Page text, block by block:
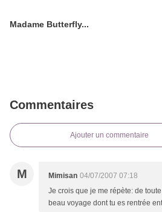
Madame Butterfly...
Commentaires
Ajouter un commentaire
M Mimisan 04/07/2007 07:18
Je crois que je me répète: de
beau voyage dont tu es rentrée